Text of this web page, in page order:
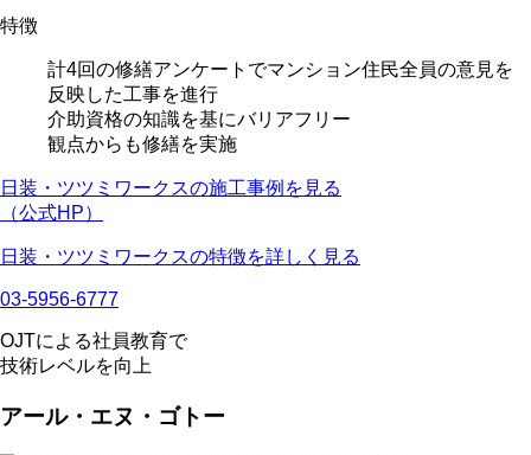
特徴
計4回の修繕アンケートでマンション住民全員の意見を
反映した工事を進行
介助資格の知識を基にバリアフリー
観点からも修繕を実施
日装・ツツミワークスの施工事例を見る
（公式HP）
日装・ツツミワークスの特徴を詳しく見る
03-5956-6777
OJTによる社員教育で
技術レベルを向上
アール・エヌ・ゴトー